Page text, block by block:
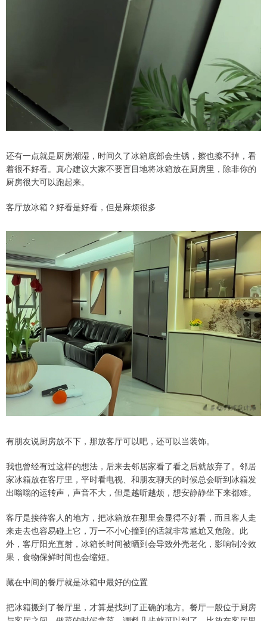
还有一点就是厨房潮湿，时间久了冰箱底部会生锈，擦也擦不掉，看
着很不好看。真心建议大家不要盲目地将冰箱放在厨房里，除非你的
厨房很大可以跑起来。
客厅放冰箱？好看是好看，但是麻烦很多
有朋友说厨房放不下，那放客厅可以吧，还可以当装饰。
我也曾经有过这样的想法，后来去邻居家看了看之后就放弃了。邻居
家冰箱放在客厅里，平时看电视、和朋友聊天的时候总会听到冰箱发
出嗡嗡的运转声，声音不大，但是越听越烦，想安静静坐下来都难。
客厅是接待客人的地方，把冰箱放在那里会显得不好看，而且客人走
来走去也容易碰上它，万一不小心撞到的话就非常尴尬又危险。此
外，客厅阳光直射，冰箱长时间被晒到会导致外壳老化，影响制冷效
果，食物保鲜时间也会缩短。
藏在中间的餐厅就是冰箱中最好的位置
把冰箱搬到了餐厅里，才算是找到了正确的地方。餐厅一般位于厨房